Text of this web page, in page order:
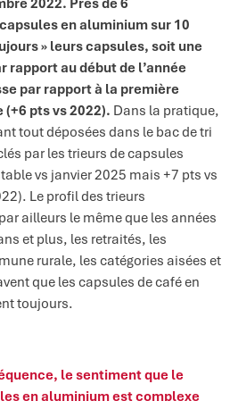
en aluminium sur 10
» leurs capsules, soit une
rapport au début de l’année
par rapport à la première
(+6 pts vs 2022). Dans la pratique,
tout déposées dans le bac de tri
par les trieurs de capsules
vs janvier 2025 mais +7 pts vs
Le profil des trieurs
ailleurs le même que les années
et plus, les retraités, les
rurale, les catégories aisées et
que les capsules de café en
toujours.
le sentiment que le
en aluminium est complexe